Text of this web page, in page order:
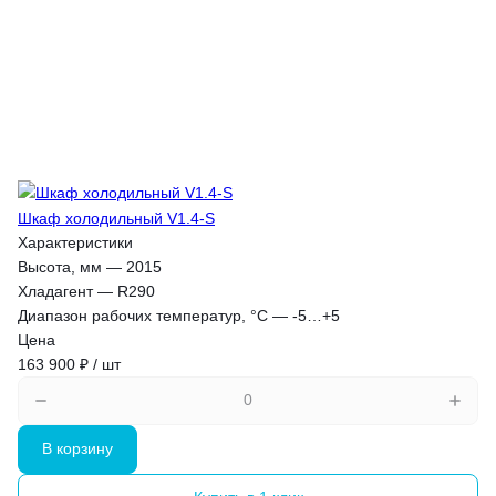
Шкаф холодильный V1.4-S
Характеристики
Высота, мм — 2015
Хладагент— R290
Диапазон рабочих температур, °C — -5…+5
Цена
163 900 ₽ / шт
В корзину